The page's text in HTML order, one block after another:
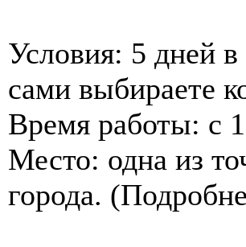
Условия: 5 дней
сами выбираете
Время работы: с
Место: одна из
города.